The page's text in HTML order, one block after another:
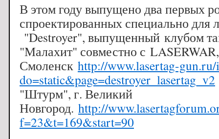
В этом году выпущено два первых
спроектированных специально для
"Destroyer", выпущенный клубом
"Малахит" совместно с
Смоленск http://www.lasertag-gun.ru/
do=static&page=destroyer_lasertag_v2
"Штурм", г. Великий
Новгород. http://
f=23&t=169&start=90